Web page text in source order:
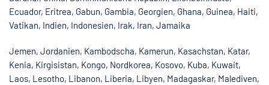
Ecuador, Eritrea, Gabun, Gambia, Georgien, Ghana, Guinea, Haiti,
Vatikan, Indien, Indonesien, Irak, Iran, Jamaika
Jemen, Jordanien, Kambodscha, Kamerun, Kasachstan, Katar,
Kenia, Kirgisistan, Kongo, Nordkorea, Kosovo, Kuba, Kuwait,
Laos, Lesotho, Libanon, Liberia, Libyen, Madagaskar, Malediven,